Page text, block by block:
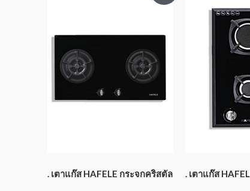
. เตาแก๊ส HAFELE กระจกคริสตัล . เตาแก๊ส